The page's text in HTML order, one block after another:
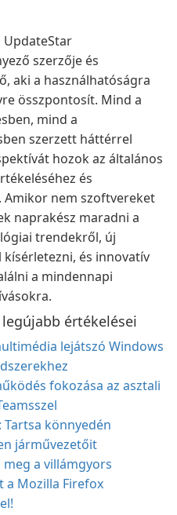
UpdateStar
szerzője és
aki a használhatóságra
összpontosít. Mind a
mind a
szerzett háttérrel
hozok az általános
és
Amikor nem szoftvereket
naprakész maradni a
trendekről, új
és innovatív
a mindennapi
értékelései
lejátszó Windows
fokozása az asztali
Tartsa könnyedén
járművezetőit
meg a villámgyors
a Mozilla Firefox